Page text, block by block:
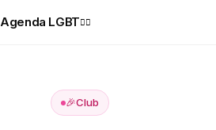
Agenda LGBT🏳️‍🌈
🎉Club